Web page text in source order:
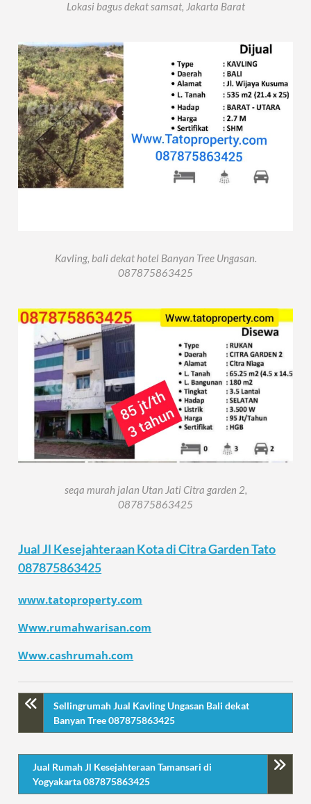
Lokasi bagus dekat samsat, Jakarta Barat
Kavling, bali dekat hotel Banyan Tree Ungasan.
087875863425
seqa murah jalan Utan Jati Citra garden 2,
087875863425
Jual Jl Kesejahteraan Kota di Citra Garden Tato
087875863425
www.tatoproperty.com
Www.rumahwarisan.com
Www.cashrumah.com
Sellingrumah Jual Kavling Ungasan Bali dekat
Banyan Tree 087875863425
Jual Rumah Jl Kesejahteraan Tamansari di
Yogyakarta 087875863425